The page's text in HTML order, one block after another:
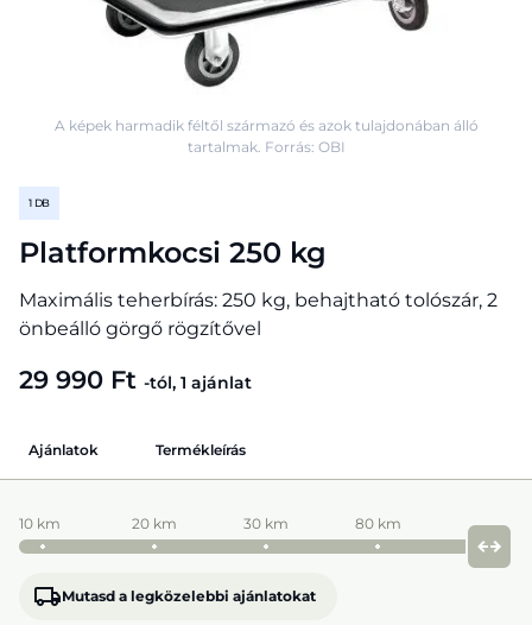
1 DB
Platformkocsi 250 kg
Maximális teherbírás: 250 kg, behajtható tolószár, 2
önbeálló görgő rögzítővel
29 990 Ft -tól, 1 ajánlat
A képek harmadik féltől származó és azok tulajdonában álló
tartalmak. Forrás: OBI
Ajánlatok Termékleírás
10 km 20 km 30 km 80 km
Mutasd a legközelebbi ajánlatokat